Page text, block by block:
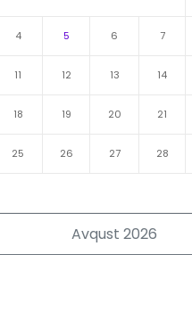
Avqust 2026
4 5 6 7
11 12 13 14
18 19 20 21
25 26 27 28